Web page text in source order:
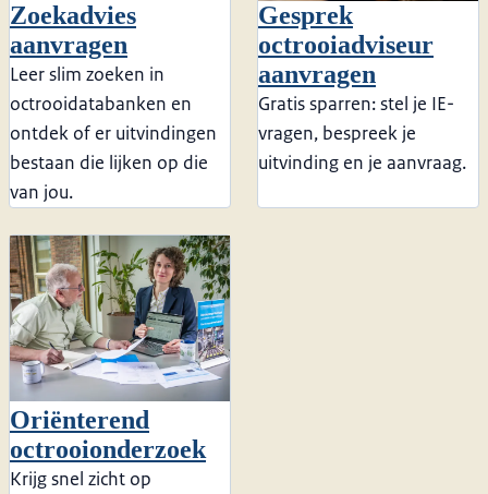
Zoekadvies
aanvragen
Leer slim zoeken in
octrooidatabanken en
ontdek of er uitvindingen
bestaan die lijken op die
van jou.
Gesprek
octrooiadviseur
aanvragen
Gratis sparren: stel je IE-
vragen, bespreek je
uitvinding en je aanvraag.
Oriënterend
octrooionderzoek
Krijg snel zicht op